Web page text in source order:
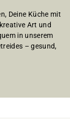
Deine Küche mit
Art und
in unserem
– gesund,